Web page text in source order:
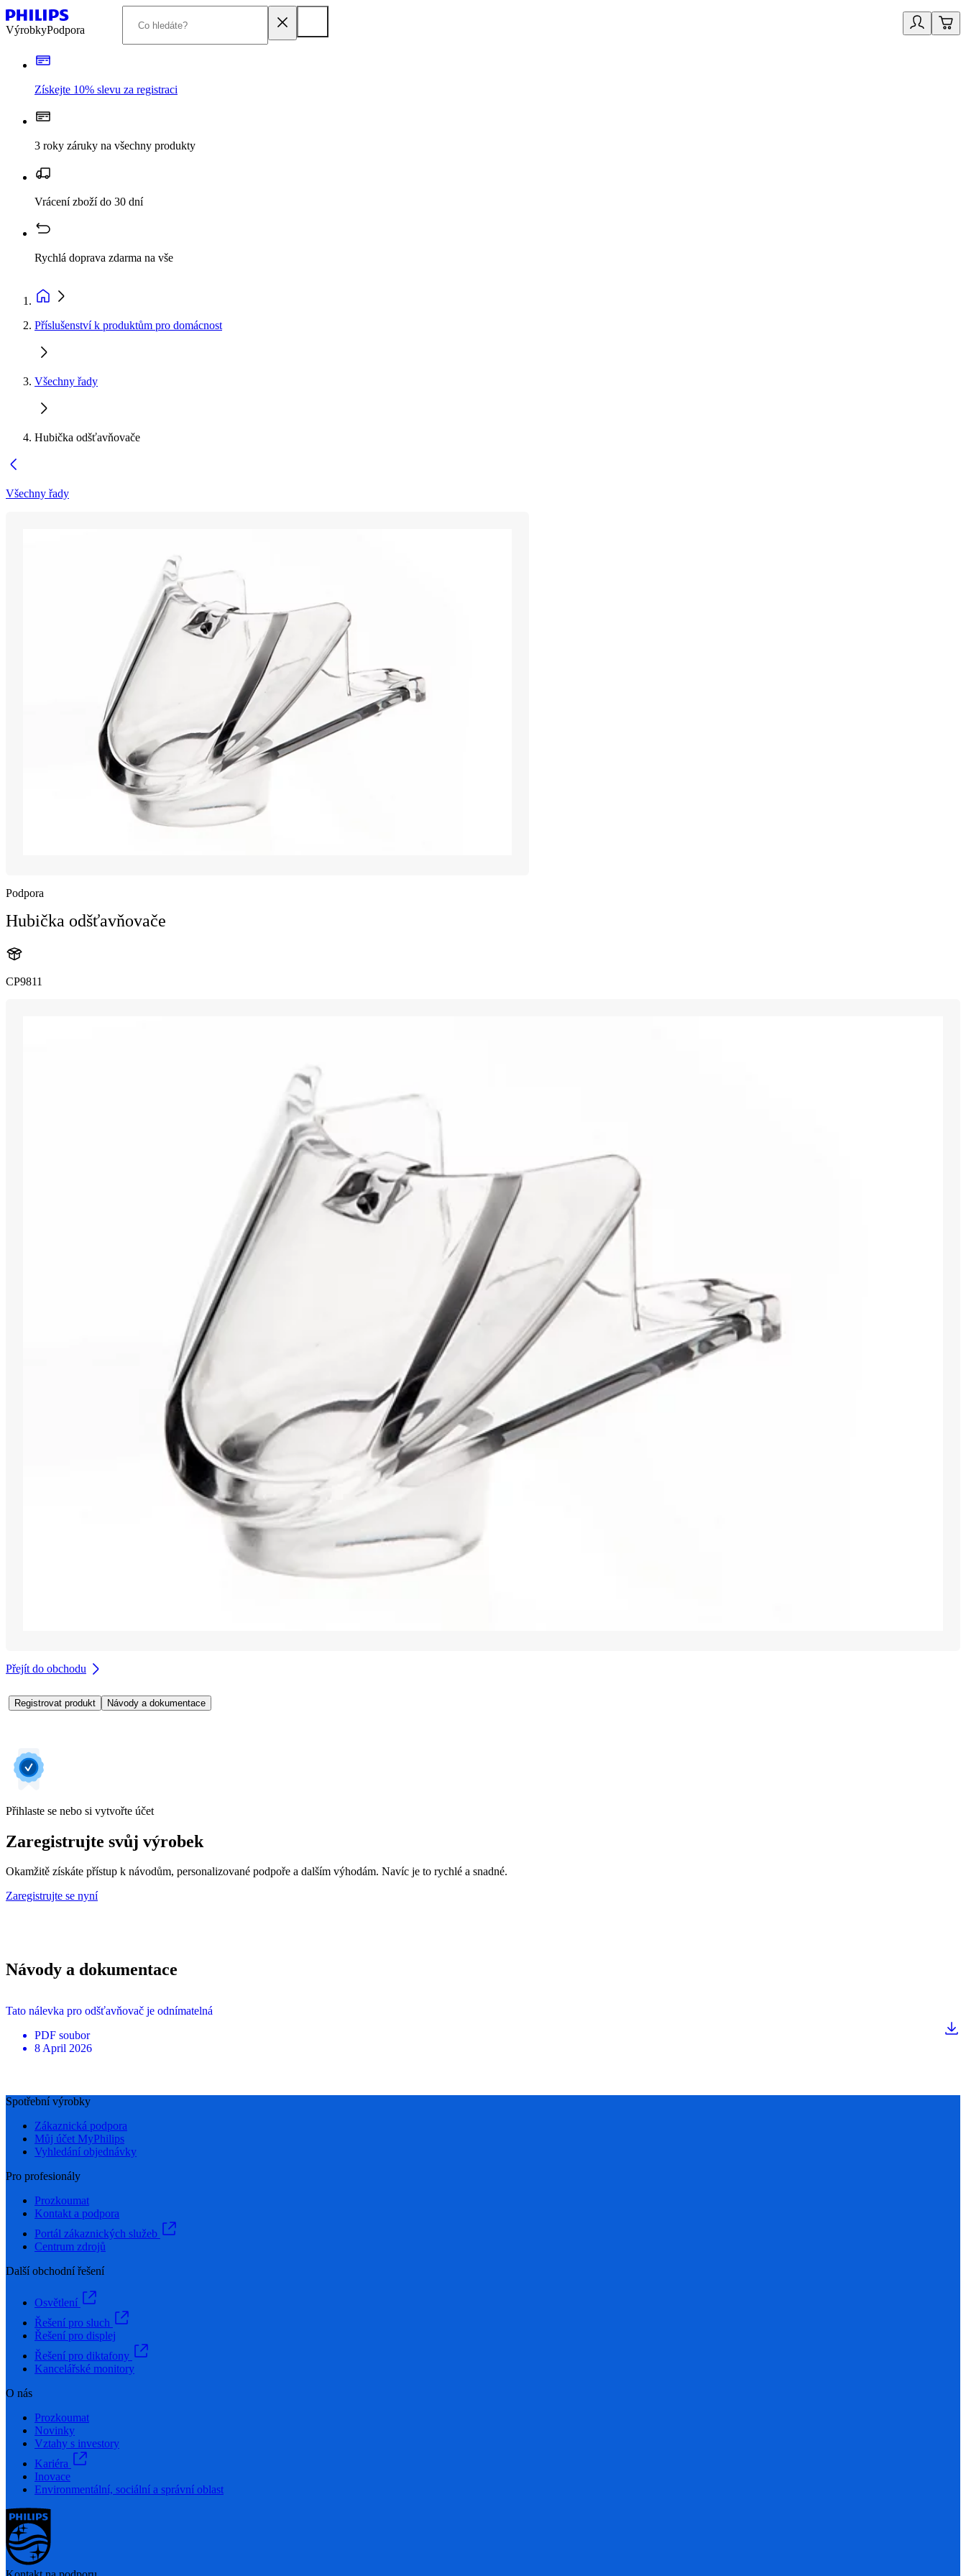
VýrobkyPodpora
Získejte 10% slevu za registraci
3 roky záruky na všechny produkty
Vrácení zboží do 30 dní
Rychlá doprava zdarma na vše
Příslušenství k produktům pro domácnost
Všechny řady
Hubička odšťavňovače
Všechny řady
Podpora
Hubička odšťavňovače
CP9811
Přejít do obchodu
Registrovat produkt Návody a dokumentace
Přihlaste se nebo si vytvořte účet
Zaregistrujte svůj výrobek
Okamžitě získáte přístup k návodům, personalizované podpoře a dalším výhodám. Navíc je to rychlé a snadné.
Zaregistrujte se nyní
Návody a dokumentace
Tato nálevka pro odšťavňovač je odnímatelná
PDF soubor
8 April 2026
Spotřební výrobky
Zákaznická podpora
Můj účet MyPhilips
Vyhledání objednávky
Pro profesionály
Prozkoumat
Kontakt a podpora
Portál zákaznických služeb
Centrum zdrojů
Další obchodní řešení
Osvětlení
Řešení pro sluch
Řešení pro displej
Řešení pro diktafony
Kancelářské monitory
O nás
Prozkoumat
Novinky
Vztahy s investory
Kariéra
Inovace
Environmentální, sociální a správní oblast